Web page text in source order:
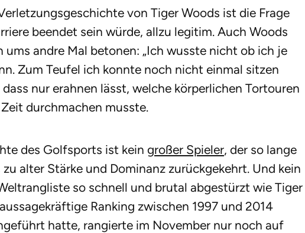
von Tiger Woods ist die Frage
beendet sein würde, allzu legitim. Auch Woods
ums andre Mal betonen: „Ich wusste nicht ob ich je
Zum Teufel ich konnte noch nicht einmal sitzen
nur erahnen lässt, welche körperlichen Tortouren
durchmachen musste.
des Golfsports ist kein großer Spieler, der so lange
alter Stärke und Dominanz zurückgekehrt. Und kein
so schnell und brutal abgestürzt wie Tiger
Ranking zwischen 1997 und 2014
hatte, rangierte im November nur noch auf